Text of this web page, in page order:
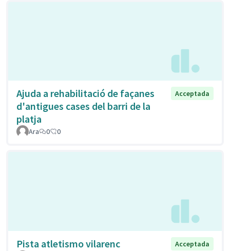
Ajuda a rehabilitació de façanes
d'antigues cases del barri de la
platja
Acceptada
Ara 0 0
Pista atletismo vilarenc
Acceptada